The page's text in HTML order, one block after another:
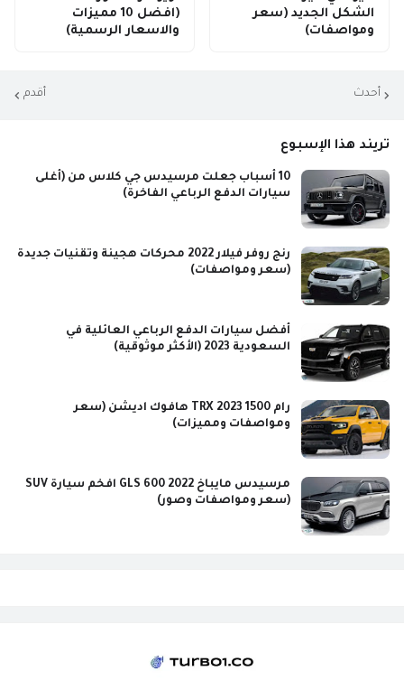
الشكل الجديد (سعر
ومواصفات)
(افضل 10 مميزات
والاسعار الرسمية)
أحدث أقدم
تريند هذا الإسبوع
10 أسباب جعلت مرسيدس جي كلاس من (أغلى
سيارات الدفع الرباعي الفاخرة)
رنج روفر فيلار 2022 محركات هجينة وتقنيات جديدة
(سعر ومواصفات)
أفضل سيارات الدفع الرباعي العائلية في
السعودية 2023 (الأكثر موثوقية)
رام 1500 TRX 2023 هافوك اديشن (سعر
ومواصفات ومميزات)
مرسيدس مايباخ GLS 600 2022 افخم سيارة SUV
(سعر ومواصفات وصور)